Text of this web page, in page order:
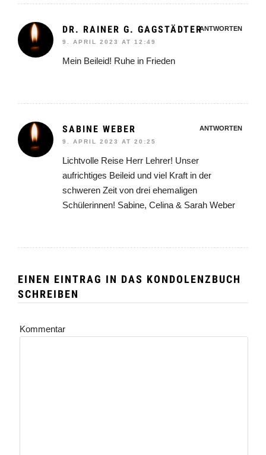
DR. RAINER G. GAGSTÄDTER
9. APRIL 2023 AT 12:49
ANTWORTEN
Mein Beileid! Ruhe in Frieden
SABINE WEBER
9. APRIL 2023 AT 20:25
ANTWORTEN
Lichtvolle Reise Herr Lehrer! Unser
aufrichtiges Beileid und viel Kraft in der
schweren Zeit von drei ehemaligen
Schülerinnen! Sabine, Celina & Sarah Weber
EINEN EINTRAG IN DAS KONDOLENZBUCH
SCHREIBEN
Kommentar